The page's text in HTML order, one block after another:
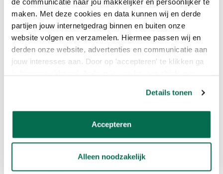
maken. Met deze cookies en data kunnen wij en derde
partijen jouw internetgedrag binnen en buiten onze
website volgen en verzamelen. Hiermee passen wij en
derden onze website, advertenties en communicatie aan
jouw interesses aan. Door op 'accepteren' te klikken ga
Details tonen
Accepteren
Alleen noodzakelijk
Reviews
Bijpassende producten
8% korting
Adviesprijs:
€12,37
Spons
€1,98